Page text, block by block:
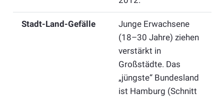
Stadt-Land-Gefälle
Junge Erwachsene
(18–30 Jahre) ziehen
verstärkt in
Großstädte. Das
„jüngste“ Bundesland
ist Hamburg (Schnitt